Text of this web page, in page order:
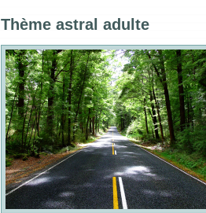
Thème astral adulte